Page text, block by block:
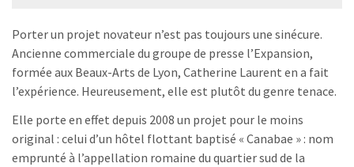
Porter un projet novateur n’est pas toujours une sinécure.
Ancienne commerciale du groupe de presse l’Expansion,
formée aux Beaux-Arts de Lyon, Catherine Laurent en a fait
l’expérience. Heureusement, elle est plutôt du genre tenace.
Elle porte en effet depuis 2008 un projet pour le moins
original : celui d’un hôtel flottant baptisé « Canabae » : nom
emprunté à l’appellation romaine du quartier sud de la